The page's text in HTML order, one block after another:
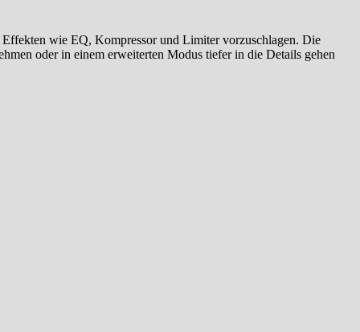
wie EQ, Kompressor und Limiter vorzuschlagen. Die
oder in einem erweiterten Modus tiefer in die Details gehen